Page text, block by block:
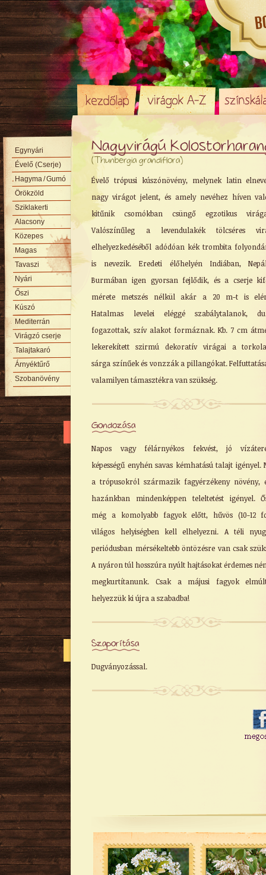
Nagyvirágú
(Thunbergia grandiflora)
Évelő trópusi kúszónövény, melynek latin
nagy virágot jelent, és amely nevéhez híven
kitűnik csomókban csüngő egzotikus
Valószínűleg a levendulakék tölcséres
elhelyezkedéséből adódóan kék trombita
is nevezik. Eredeti élőhelyén Indiában,
Burmában igen gyorsan fejlődik, és a cserje
mérete metszés nélkül akár a 20 m-t is
Hatalmas levelei eléggé szabálytalanok,
fogazottak, szív alakot formáznak. Kb. 7 cm
lekerekített szirmú dekoratív virágai a
sárga színűek és vonzzák a pillangókat.
valamilyen támasztékra van szükség.
Gondozása
Napos vagy félárnyékos fekvést, jó
képességű enyhén savas kémhatású talajt igényel.
a trópusokról származik fagyérzékeny növény,
hazánkban mindenképpen teleltetést igényel.
még a komolyabb fagyok előtt, hűvös (10-12
világos helyiségben kell elhelyezni. A téli
periódusban mérsékeltebb öntözésre van csak
A nyáron túl hosszúra nyúlt hajtásokat érdemes
megkurtítanunk. Csak a májusi fagyok
helyezzük ki újra a szabadba!
Szaporítása
Dugványozással.
Egynyári
Évelő (Cserje)
Hagyma/ Gumó
Örökzöld
Sziklakerti
Alacsony
Közepes
Magas
Tavaszi
Nyári
Őszi
Kúszó
Mediterrán
Virágzó cserje
Talajtakaró
Árnyéktűrő
Szobanövény